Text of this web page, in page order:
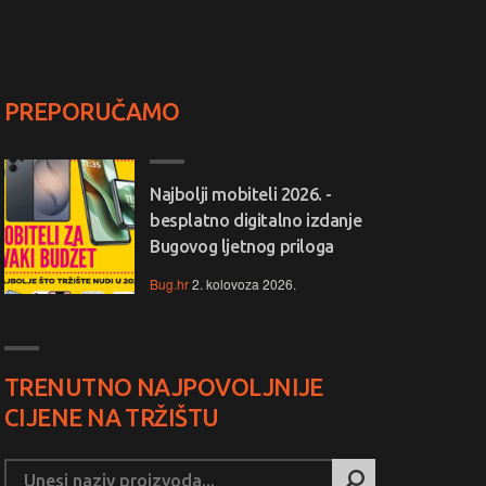
PREPORUČAMO
Najbolji mobiteli 2026. -
besplatno digitalno izdanje
Bugovog ljetnog priloga
Bug.hr2. kolovoza 2026.
TRENUTNO NAJPOVOLJNIJE
CIJENE NA TRŽIŠTU